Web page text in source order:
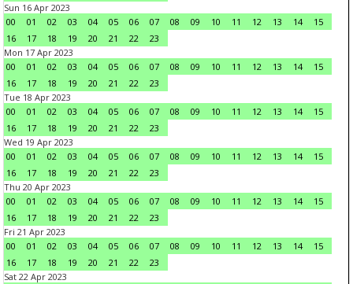
Sun 16 Apr 2023
00
01 02 03 04 05 06 07 08 09 10 11 12 13 14
15
16
17 18 19 20 21 22
23
Mon 17 Apr 2023
00
01 02 03 04 05 06 07 08 09 10 11 12 13 14
15
16
17 18 19 20 21 22
23
Tue 18 Apr 2023
00
01 02 03 04 05 06 07 08 09 10 11 12 13 14
15
16
17 18 19 20 21 22
23
Wed 19 Apr 2023
00
01 02 03 04 05 06 07 08 09 10 11 12 13 14
15
16
17 18 19 20 21 22
23
Thu 20 Apr 2023
00
01 02 03 04 05 06 07 08 09 10 11 12 13 14
15
16
17 18 19 20 21 22
23
Fri 21 Apr 2023
00
01 02 03 04 05 06 07 08 09 10 11 12 13 14
15
16
17 18 19 20 21 22
23
Sat 22 Apr 2023